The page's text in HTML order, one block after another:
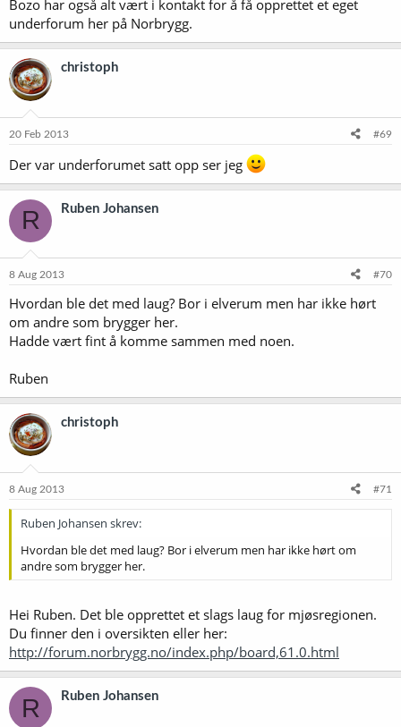
Bozo har også alt vært i kontakt for å få opprettet et eget
underforum her på Norbrygg.
christoph
20 Feb 2013 #69
Der var underforumet satt opp ser jeg
R Ruben Johansen
8 Aug 2013 #70
Hvordan ble det med laug? Bor i elverum men har ikke hørt
om andre som brygger her.
Hadde vært fint å komme sammen med noen.
Ruben
christoph
8 Aug 2013 #71
Ruben Johansen skrev:
Hvordan ble det med laug? Bor i elverum men har ikke hørt om
andre som brygger her.
Hei Ruben. Det ble opprettet et slags laug for mjøsregionen.
Du finner den i oversikten eller her:
http://forum.norbrygg.no/index.php/board,61.0.html
R Ruben Johansen